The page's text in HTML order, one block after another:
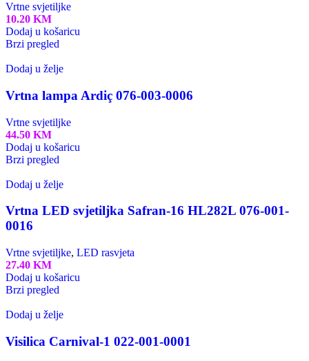
Vrtne svjetiljke
10.20 KM
Dodaj u košaricu
Brzi pregled
Dodaj u želje
Vrtna lampa Ardiç 076-003-0006
Vrtne svjetiljke
44.50 KM
Dodaj u košaricu
Brzi pregled
Dodaj u želje
Vrtna LED svjetiljka Safran-16 HL282L 076-001-
0016
Vrtne svjetiljke, LED rasvjeta
27.40 KM
Dodaj u košaricu
Brzi pregled
Dodaj u želje
Visilica Carnival-1 022-001-0001